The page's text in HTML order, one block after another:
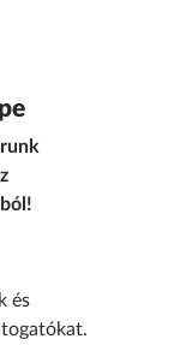
és